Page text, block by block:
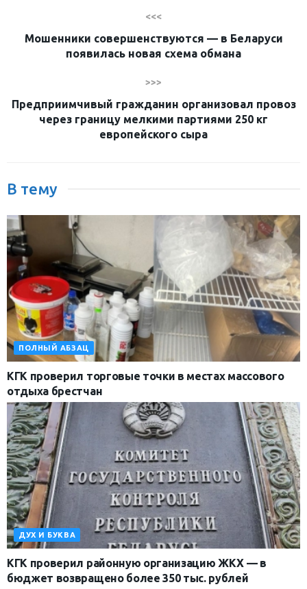
<<<
Мошенники совершенствуются — в Беларуси
появилась новая схема обмана
>>>
Предприимчивый гражданин организовал провоз
через границу мелкими партиями 250 кг
европейского сыра
В тему
ПОЛНЫЙ АБЗАЦ
КГК проверил торговые точки в местах массового
отдыха брестчан
ДУХ И БУКВА
КГК проверил районную организацию ЖКХ — в
бюджет возвращено более 350 тыс. рублей